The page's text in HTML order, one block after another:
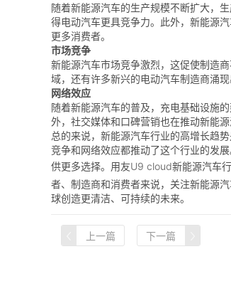
随着新能源汽车的生产规模不断扩大，
得电动汽车更具竞争力。此外，新能源
更多消费者。
市场竞争
新能源汽车市场竞争激烈，这促使制造
域，还有许多新兴的电动汽车制造商涌
网络效应
随着新能源汽车的普及，充电基础设施
外，社交媒体和口碑营销也在推动新能
总的来说，新能源汽车行业的高增长趋
竞争和网络效应都推动了这个行业的发
供更多选择。用友U9 cloud新能源汽车
者、制造商和消费者来说，关注新能源
球创造更清洁、可持续的未来。
上一篇 下一篇